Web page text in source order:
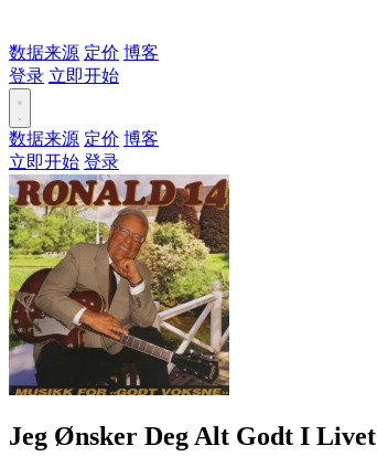
数据来源 定价 博客
登录 立即开始
数据来源 定价 博客
立即开始 登录
Jeg Ønsker Deg Alt Godt I Livet